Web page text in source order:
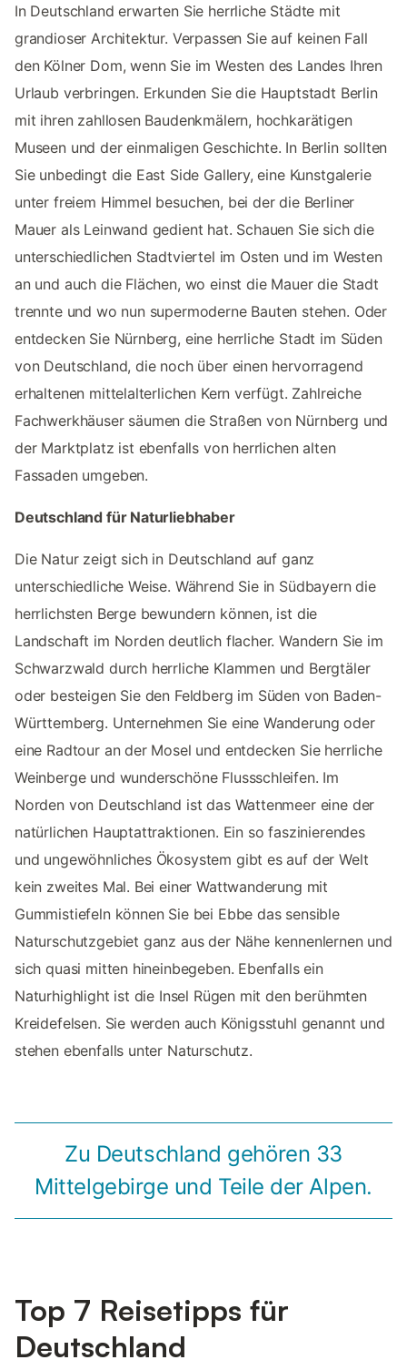
In Deutschland erwarten Sie herrliche Städte mit
grandioser Architektur. Verpassen Sie auf keinen Fall
den Kölner Dom, wenn Sie im Westen des Landes Ihren
Urlaub verbringen. Erkunden Sie die Hauptstadt Berlin
mit ihren zahllosen Baudenkmälern, hochkarätigen
Museen und der einmaligen Geschichte. In Berlin sollten
Sie unbedingt die East Side Gallery, eine Kunstgalerie
unter freiem Himmel besuchen, bei der die Berliner
Mauer als Leinwand gedient hat. Schauen Sie sich die
unterschiedlichen Stadtviertel im Osten und im Westen
an und auch die Flächen, wo einst die Mauer die Stadt
trennte und wo nun supermoderne Bauten stehen. Oder
entdecken Sie Nürnberg, eine herrliche Stadt im Süden
von Deutschland, die noch über einen hervorragend
erhaltenen mittelalterlichen Kern verfügt. Zahlreiche
Fachwerkhäuser säumen die Straßen von Nürnberg und
der Marktplatz ist ebenfalls von herrlichen alten
Fassaden umgeben.
Deutschland für Naturliebhaber
Die Natur zeigt sich in Deutschland auf ganz
unterschiedliche Weise. Während Sie in Südbayern die
herrlichsten Berge bewundern können, ist die
Landschaft im Norden deutlich flacher. Wandern Sie im
Schwarzwald durch herrliche Klammen und Bergtäler
oder besteigen Sie den Feldberg im Süden von Baden-
Württemberg. Unternehmen Sie eine Wanderung oder
eine Radtour an der Mosel und entdecken Sie herrliche
Weinberge und wunderschöne Flussschleifen. Im
Norden von Deutschland ist das Wattenmeer eine der
natürlichen Hauptattraktionen. Ein so faszinierendes
und ungewöhnliches Ökosystem gibt es auf der Welt
kein zweites Mal. Bei einer Wattwanderung mit
Gummistiefeln können Sie bei Ebbe das sensible
Naturschutzgebiet ganz aus der Nähe kennenlernen und
sich quasi mitten hineinbegeben. Ebenfalls ein
Naturhighlight ist die Insel Rügen mit den berühmten
Kreidefelsen. Sie werden auch Königsstuhl genannt und
stehen ebenfalls unter Naturschutz.
Zu Deutschland gehören 33
Mittelgebirge und Teile der Alpen.
Top 7 Reisetipps für
Deutschland